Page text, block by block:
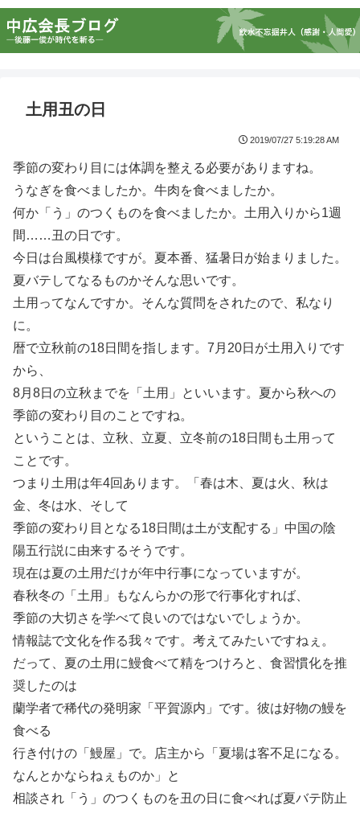
土用丑の日
2019/07/27 5:19:28 AM
季節の変わり目には体調を整える必要がありますね。
うなぎを食べましたか。牛肉を食べましたか。
何か「う」のつくものを食べましたか。土用入りから1週
間……丑の日です。
今日は台風模様ですが。夏本番、猛暑日が始まりました。
夏バテしてなるものかそんな思いです。
土用ってなんですか。そんな質問をされたので、私なり
に。
暦で立秋前の18日間を指します。7月20日が土用入りです
から、
8月8日の立秋までを「土用」といいます。夏から秋への
季節の変わり目のことですね。
ということは、立秋、立夏、立冬前の18日間も土用って
ことです。
つまり土用は年4回あります。「春は木、夏は火、秋は
金、冬は水、そして
季節の変わり目となる18日間は土が支配する」中国の陰
陽五行説に由来するそうです。
現在は夏の土用だけが年中行事になっていますが。
春秋冬の「土用」もなんらかの形で行事化すれば、
季節の大切さを学べて良いのではないでしょうか。
情報誌で文化を作る我々です。考えてみたいですねぇ。
だって、夏の土用に鰻食べて精をつけろと、食習慣化を推
奨したのは
蘭学者で稀代の発明家「平賀源内」です。彼は好物の鰻を
食べる
行き付けの「鰻屋」で。店主から「夏場は客不足になる。
なんとかならねぇものか」と
相談され「う」のつくものを丑の日に食べれば夏バテ防止